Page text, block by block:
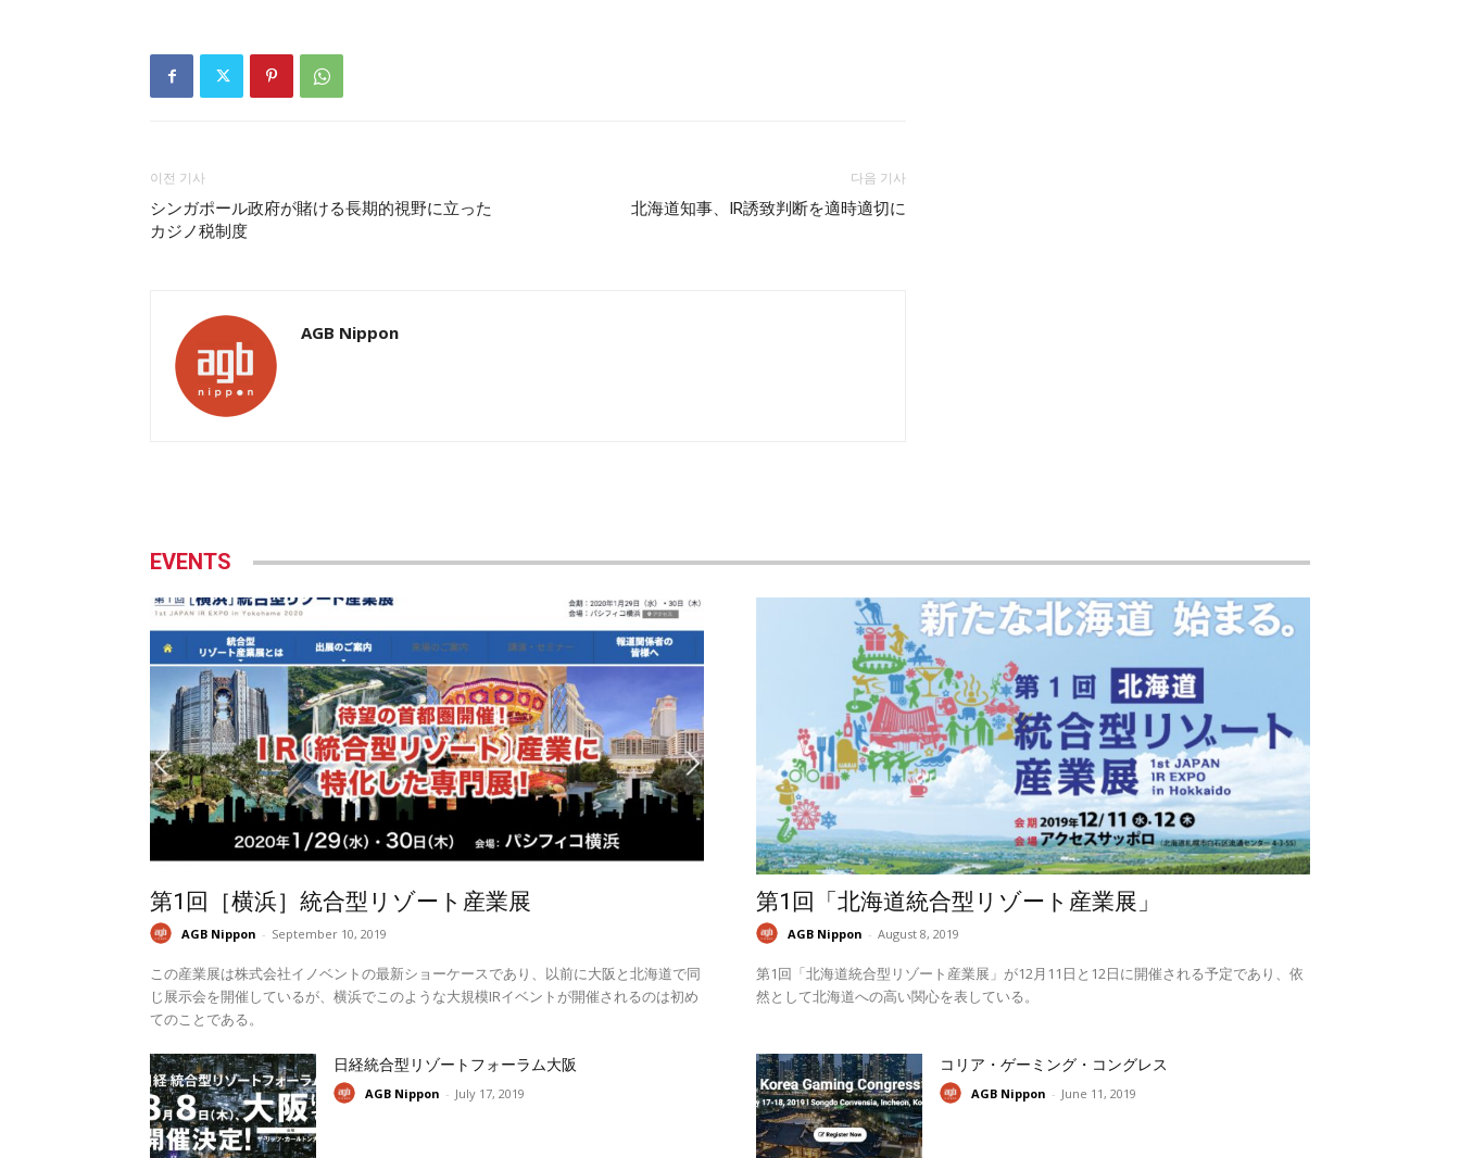
이전 기사
シンガポール政府が賭ける長期的視野に立った
カジノ税制度
다음 기사
北海道知事、IR誘致判断を適時適切に
AGB Nippon
EVENTS
第1回［横浜］統合型リゾート産業展
AGB Nippon - September 10, 2019
この産業展は株式会社イノベントの最新ショーケースであり、以前に大阪と北海道で同
じ展示会を開催しているが、横浜でこのような大規模IRイベントが開催されるのは初め
てのことである。
第1回「北海道統合型リゾート産業展」
AGB Nippon - August 8, 2019
第1回「北海道統合型リゾート産業展」が12月11日と12日に開催される予定であり、依
然として北海道への高い関心を表している。
日経統合型リゾートフォーラム大阪
AGB Nippon - July 17, 2019
コリア・ゲーミング・コングレス
AGB Nippon - June 11, 2019